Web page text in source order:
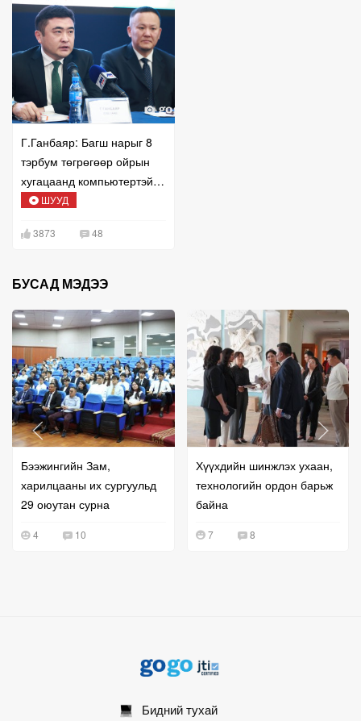
Г.Ганбаяр: Багш нарыг 8
тэрбум төгрөгөөр ойрын
хугацаанд компьютертэй
болгоно
ШУУД
3873 48
БУСАД МЭДЭЭ
Бээжингийн Зам,
харилцааны их сургуульд
29 оюутан сурна
4 10
Хүүхдийн шинжлэх ухаан,
технологийн ордон барьж
байна
7 8
Бидний тухай